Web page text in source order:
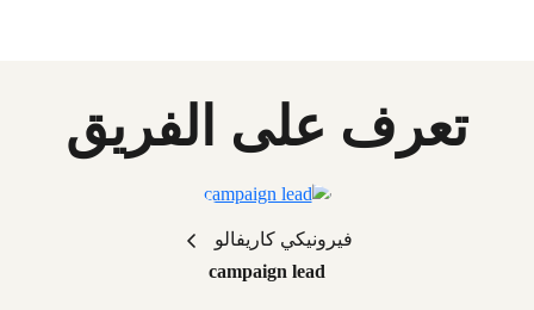
تعرف على الفريق
فيرونيكي كاريفالو
campaign lead